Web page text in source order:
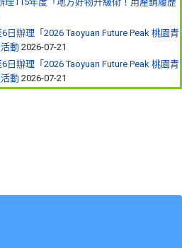
辦理「2026 Taoyuan Future Peak 桃園青
動2026-07-21
辦理「2026 Taoyuan Future Peak 桃園青
動2026-07-21